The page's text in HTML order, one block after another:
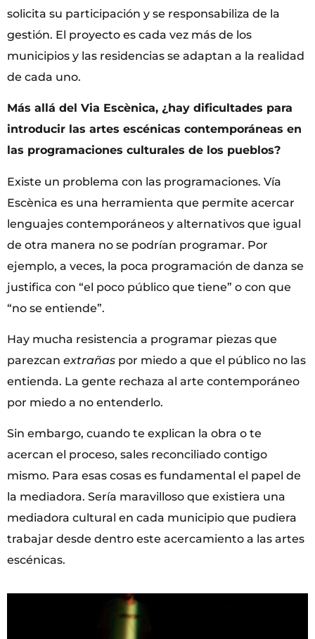
solicita su participación y se responsabiliza de la
gestión. El proyecto es cada vez más de los
municipios y las residencias se adaptan a la realidad
de cada uno.
Más allá del Via Escènica, ¿hay dificultades para
introducir las artes escénicas contemporáneas en
las programaciones culturales de los pueblos?
Existe un problema con las programaciones. Vía
Escènica es una herramienta que permite acercar
lenguajes contemporáneos y alternativos que igual
de otra manera no se podrían programar. Por
ejemplo, a veces, la poca programación de danza se
justifica con “el poco público que tiene” o con que
“no se entiende”.
Hay mucha resistencia a programar piezas que
parezcan extrañas por miedo a que el público no las
entienda. La gente rechaza al arte contemporáneo
por miedo a no entenderlo.
Sin embargo, cuando te explican la obra o te
acercan el proceso, sales reconciliado contigo
mismo. Para esas cosas es fundamental el papel de
la mediadora. Sería maravilloso que existiera una
mediadora cultural en cada municipio que pudiera
trabajar desde dentro este acercamiento a las artes
escénicas.